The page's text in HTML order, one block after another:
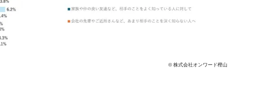
© 株式会社オンワード樫山